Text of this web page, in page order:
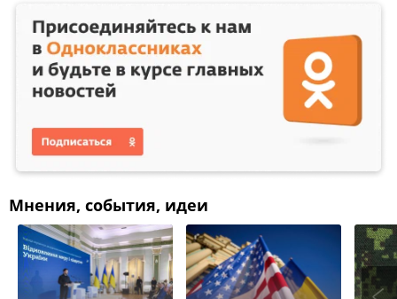
Мнения, события, идеи